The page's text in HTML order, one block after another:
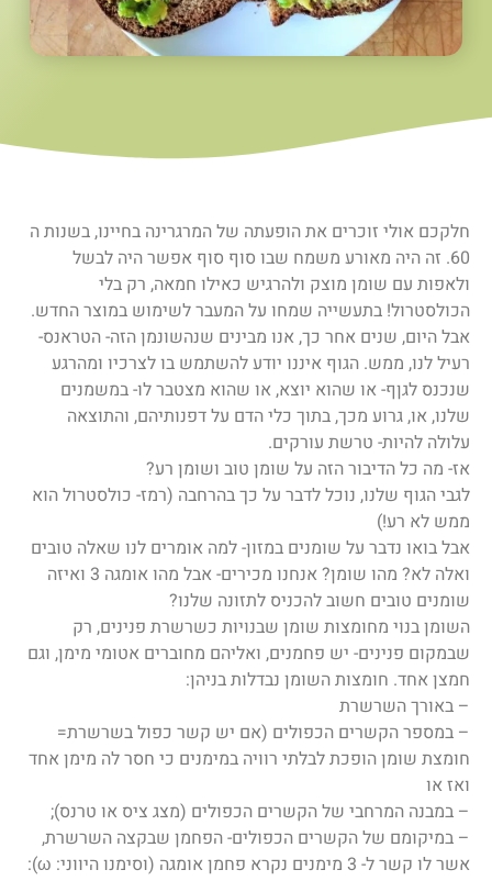
חלקכם אולי זוכרים את הופעתה של המרגרינה בחיינו, בשנות ה
60. זה היה מאורע משמח שבו סוף סוף אפשר היה לבשל
ולאפות עם שומן מוצק ולהרגיש כאילו חמאה, רק בלי
הכולסטרול! בתעשייה שמחו על המעבר לשימוש במוצר החדש.
אבל היום, שנים אחר כך, אנו מבינים שנהשונמן הזה- הטראנס-
רעיל לנו, ממש. הגוף איננו יודע להשתמש בו לצרכיו ומהרגע
שנכנס לגןף- או שהוא יוצא, או שהוא מצטבר לו- במשמנים
שלנו, או, גרוע מכך, בתוך כלי הדם על דפנותיהם, והתוצאה
עלולה להיות- טרשת עורקים.
אז- מה כל הדיבור הזה על שומן טוב ושומן רע?
לגבי הגוף שלנו, נוכל לדבר על כך בהרחבה (רמז- כולסטרול הוא
ממש לא רע!)
אבל בואו נדבר על שומנים במזון- למה אומרים לנו שאלה טובים
ואלה לא? מהו שומן? אנחנו מכירים- אבל מהו אומגה 3 ואיזה
שומנים טובים חשוב להכניס לתזונה שלנו?
השומן בנוי מחומצות שומן שבנויות כשרשרת פנינים, רק
שבמקום פנינים- יש פחמנים, ואליהם מחוברים אטומי מימן, וגם
חמצן אחד. חומצות השומן נבדלות בניהן:
– באורך השרשרת
– במספר הקשרים הכפולים (אם יש קשר כפול בשרשרת=
חומצת שומן הופכת לבלתי רוויה במימנים כי חסר לה מימן אחד
ואז או
– במבנה המרחבי של הקשרים הכפולים (מצג ציס או טרנס);
– במיקומם של הקשרים הכפולים- הפחמן שבקצה השרשרת,
אשר לו קשר ל- 3 מימנים נקרא פחמן אומגה (וסימנו היווני: ω):